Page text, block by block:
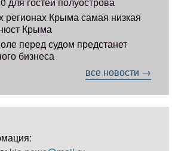
Крыма самая низкая
Крыма
перед судом предстанет
бизнеса
все новости →